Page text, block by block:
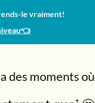
le vraiment!
des moments où